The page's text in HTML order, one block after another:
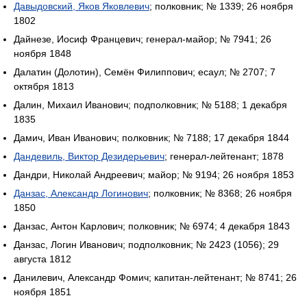
Давыдовский, Яков Яковлевич; полковник; № 1339; 26 ноября
1802
Дайнезе, Иосиф Францевич; генерал-майор; № 7941; 26
ноября 1848
Далатин (Долотин), Семён Филиппович; есаул; № 2707; 7
октября 1813
Далин, Михаил Иванович; подполковник; № 5188; 1 декабря
1835
Дамич, Иван Иванович; полковник; № 7188; 17 декабря 1844
Дандевиль, Виктор Дезидерьевич; генерал-лейтенант; 1878
Дандри, Николай Андреевич; майор; № 9194; 26 ноября 1853
Данзас, Александр Логинович; полковник; № 8368; 26 ноября
1850
Данзас, Антон Карлович; полковник; № 6974; 4 декабря 1843
Данзас, Логин Иванович; подполковник; № 2423 (1056); 29
августа 1812
Данилевич, Александр Фомич; капитан-лейтенант; № 8741; 26
ноября 1851